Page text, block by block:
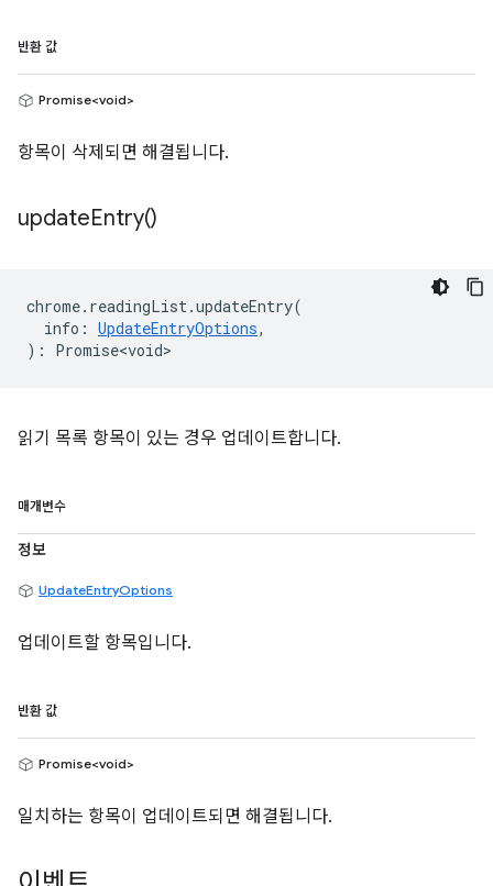
반환 값
Promise<void>
항목이 삭제되면 해결됩니다.
updateEntry()
chrome. readingList .updateEntry(
info : UpdateEntryOptions,
) : Promise<void>
읽기 목록 항목이 있는 경우 업데이트합니다.
매개변수
정보
UpdateEntryOptions
업데이트할 항목입니다.
반환 값
Promise<void>
일치하는 항목이 업데이트되면 해결됩니다.